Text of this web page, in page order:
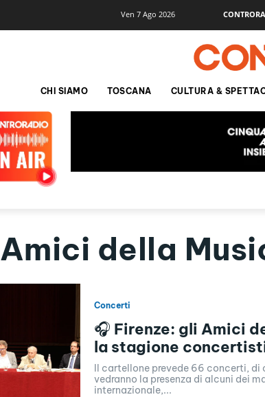
Ven 7 Ago 2026
CHI SIAMO TOSCANA CULTURA &
Amici della
Concerti
🎧 Firenze: gli Amici
la stagione
Il cartellone prevede 66 concerti,
vedranno la presenza di alcuni dei
internazionale,...